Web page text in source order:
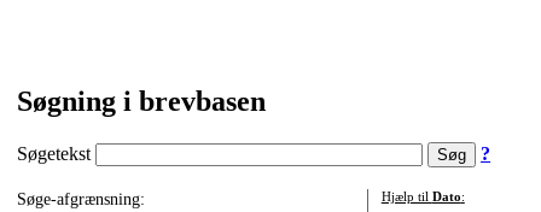
Søgning i brevbasen
Søgetekst ?
Søge-afgrænsning:
Hjælp til Dato: